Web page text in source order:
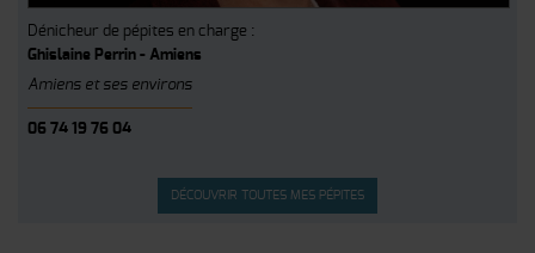
Dénicheur de pépites en charge :
Ghislaine Perrin - Amiens
Amiens et ses environs
06 74 19 76 04
DÉCOUVRIR TOUTES MES PÉPITES